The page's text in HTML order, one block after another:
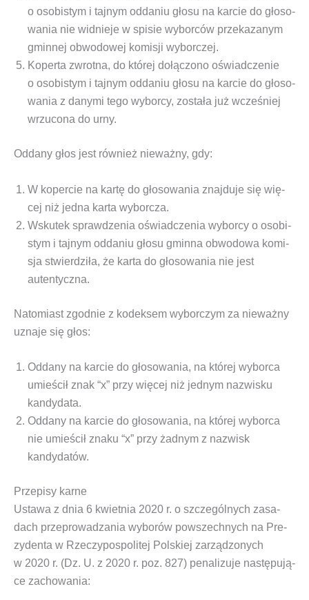
o oso­bi­stym i taj­nym odda­niu gło­su na kar­cie do gło­so­
wa­nia nie wid­nie­je w spi­sie wybor­ców prze­ka­za­nym
gmin­nej obwo­do­wej komi­sji wyborczej.
Koper­ta zwrot­na, do któ­rej dołą­czo­no oświad­cze­nie
o oso­bi­stym i taj­nym odda­niu gło­su na kar­cie do gło­so­
wa­nia z dany­mi tego wybor­cy, zosta­ła już wcze­śniej
wrzu­co­na do urny.
Odda­ny głos jest rów­nież nie­waż­ny, gdy:
W koper­cie na kar­tę do gło­so­wa­nia znaj­du­je się wię­
cej niż jed­na kar­ta wyborcza.
Wsku­tek spraw­dze­nia oświad­cze­nia wybor­cy o oso­bi­
stym i taj­nym odda­niu gło­su gmin­na obwo­do­wa komi­
sja stwier­dzi­ła, że kar­ta do gło­so­wa­nia nie jest
autentyczna.
Nato­miast zgod­nie z kodek­sem wybor­czym za nie­waż­ny
uzna­je się głos:
Odda­ny na kar­cie do gło­so­wa­nia, na któ­rej wybor­ca
umie­ścił znak “x” przy wię­cej niż jed­nym nazwi­sku
kandydata.
Odda­ny na kar­cie do gło­so­wa­nia, na któ­rej wybor­ca
nie umie­ścił zna­ku “x” przy żad­nym z nazwisk
kandydatów.
Przepisy karne
Usta­wa z dnia 6 kwiet­nia 2020 r. o szcze­gól­nych zasa­
dach prze­pro­wa­dza­nia wybo­rów powszech­nych na Pre­
zy­den­ta w Rze­czy­po­spo­li­tej Pol­skiej zarzą­dzo­nych
w 2020 r. (Dz. U. z 2020 r. poz. 827) pena­li­zu­je nastę­pu­ją­
ce zachowania: